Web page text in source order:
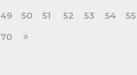
49 50 51 52 53 54 55
70